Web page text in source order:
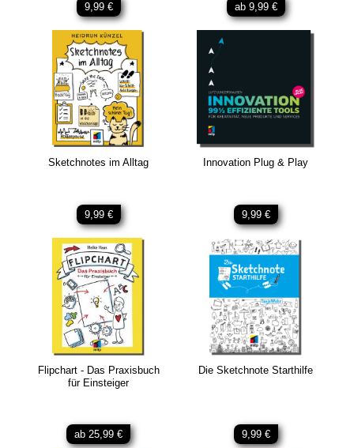
9,99 € ab 9,99 €
Sketchnotes im Alltag
9,99 €
Innovation Plug & Play
9,99 €
Flipchart - Das Praxisbuch
für Einsteiger
ab 25,99 €
Die Sketchnote Starthilfe
9,99 €